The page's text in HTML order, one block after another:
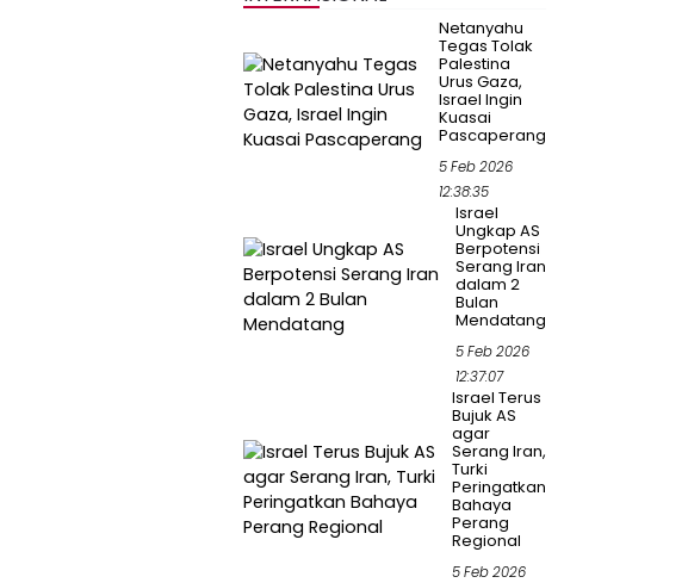
Netanyahu
Tegas Tolak
Palestina
Urus Gaza,
Israel Ingin
Kuasai
Pascaperang
5 Feb 2026
12:38:35
Israel
Ungkap AS
Berpotensi
Serang Iran
dalam 2
Bulan
Mendatang
5 Feb 2026
12:37:07
Israel Terus
Bujuk AS
agar
Serang Iran,
Turki
Peringatkan
Bahaya
Perang
Regional
5 Feb 2026